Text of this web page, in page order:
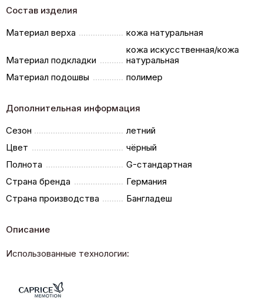
Состав изделия
Материал верха
кожа натуральная
Материал подкладки
кожа искусственная/кожа
натуральная
Материал подошвы
полимер
Дополнительная информация
Сезон
летний
Цвет
чёрный
Полнота
G-стандартная
Страна бренда
Германия
Страна производства
Бангладеш
Описание
Использованные технологии: